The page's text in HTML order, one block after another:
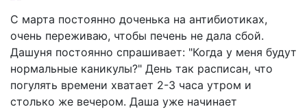
С марта постоянно доченька на антибиотиках,
очень переживаю, чтобы печень не дала сбой.
Дашуня постоянно спрашивает: "Когда у меня будут
нормальные каникулы?" День так расписан, что
погулять времени хватает 2-3 часа утром и
столько же вечером. Даша уже начинает